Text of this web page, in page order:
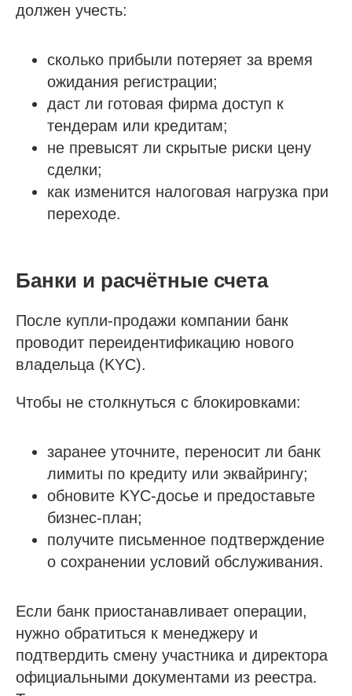
должен учесть:
сколько прибыли потеряет за время
ожидания регистрации;
даст ли готовая фирма доступ к
тендерам или кредитам;
не превысят ли скрытые риски цену
сделки;
как изменится налоговая нагрузка при
переходе.
Банки и расчётные счета
После купли-продажи компании банк
проводит переидентификацию нового
владельца (KYC).
Чтобы не столкнуться с блокировками:
заранее уточните, переносит ли банк
лимиты по кредиту или эквайрингу;
обновите KYC-досье и предоставьте
бизнес-план;
получите письменное подтверждение
о сохранении условий обслуживания.
Если банк приостанавливает операции,
нужно обратиться к менеджеру и
подтвердить смену участника и директора
официальными документами из реестра.